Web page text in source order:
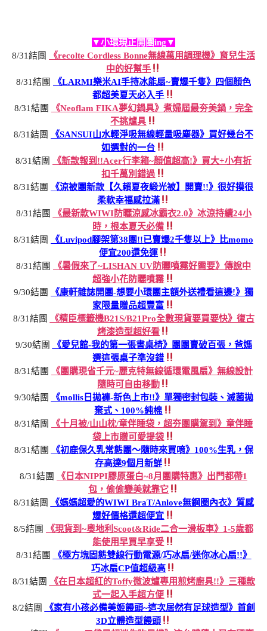
▼小環現正開團ing▼
8/31結團
《recolte Cordless Bonne無線萬用調理機》育兒生活
中的好幫手
8/31結團
《LARMI樂米AI手持冰能扇~賣爆千隻》四個顏色
都超美夏天必入手
8/31結團
《Neoflam FIKA夢幻鍋具》煮婦屆最夯美鍋，完全
不挑爐具
8/31結團
《SANSUI山水輕淨吸無線輕量吸塵器》買好幾台不
如選對的一台
8/31結團
《新款報到!!Acer行李箱~顏值超高!》買大+小有折
扣千萬別錯過
8/31結團
《涼被團新款【久賴夏夜緞光被】開賣!!》很好摸很
柔軟幸福感拉滿
8/31結團
《最新款WIWI防曬涼感冰霸衣2.0》冰涼持續24小
時，根本夏天必備
8/31結團
《Luvipod腳架第38團!!已賣爆2千隻以上》比momo
便宜200還免運
8/31結團
《暑假來了~LISHAN UV防曬噴霧好需要》傳說中
超強小花防曬噴霧
9/30結團
《康軒雜誌開團-想要小環團主額外送禮看這邊!》獨
家限量贈品超豐富
8/31結團
《精臣標籤機B21S/B21Pro全數現貨要買要快》復古
烤漆造型超好看
9/30結團
《愛兒館-我的第一張書桌椅》團團賣破百張，爸媽
選這張桌子準沒錯
8/31結團
《團購現省千元~麗克特無線循環電風扇》無線設計
隨時可自由移動
9/30結團
《mollis日拋褲-新色上市!!》單獨密封包裝、滅菌拋
棄式、100%純棉
8/31結團
《十月被/山山枕/童伴睡袋，超夯團購駕到》童伴睡
袋上市贈可愛提袋
8/31結團
《初鹿保久乳常態團～隨時來買唷》100%生乳，保
存高達9個月新鮮
8/31結團
《日本NIPPI膠原蛋白~8月團購特惠》出門都帶1
包，偷偷變美就靠它
8/31結團
《媽媽超愛的WIWI BraT/Anlove無鋼圈內衣》質感
爆好價格還超便宜
8/5結團
《現貨到~奧地利Scoot&Ride二合一滑板車》1-5歲都
能使用早買早享受
8/31結團
《極方塊固態雙線行動電源/巧冰扇/迷你冰心扇!!》
巧冰扇CP值超級高
8/31結團
《在日本超紅的Toffy微波爐專用煎烤廚具!!》三種款
式一起入手超方便
8/2結團
《家有小孩必備美姬饅頭~這次居然有足球造型》首創
3D立體造型饅頭